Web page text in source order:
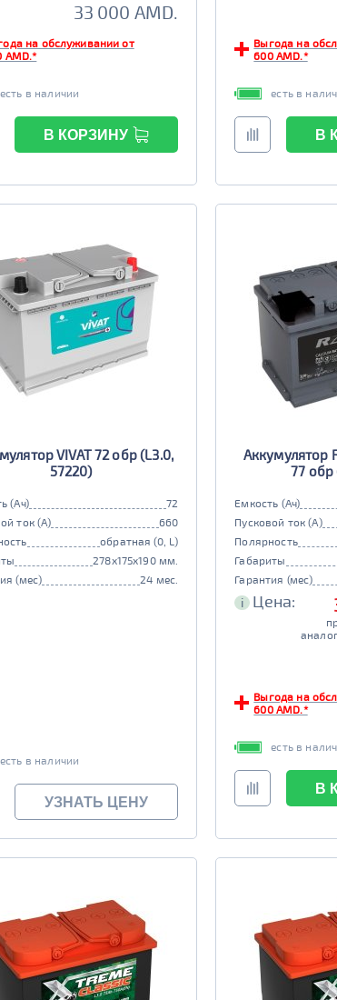
33 000 AMD.
на обслуживании от
AMD.*
есть в наличии
В КОРЗИНУ
Выгода на
600 AMD.*
есть в
В
VIVAT 72 обр (L3.0,
57220)
(Ач)
72
ток (А)
660
обратная (0, L)
278x175x190 мм.
(мес)
24 мес.
есть в наличии
УЗНАТЬ ЦЕНУ
Аккумулятор
77 обр
Емкость (Ач)
Пусковой ток (А)
Полярность
Габариты
Гарантия (мес)
i Цена:
Выгода на
600 AMD.*
есть в
В